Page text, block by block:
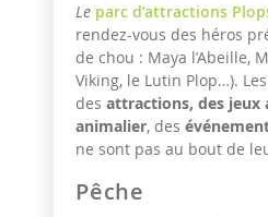
Le parc d’attractions
rendez-vous des héros
de chou : Maya l’Abeille,
Viking, le Lutin Plop…).
des attractions, des jeux
animalier, des
ne sont pas au bout de
Pêche